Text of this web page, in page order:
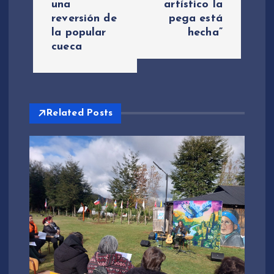
ó
n
d
e
e
una
reversión de
la popular
cueca
artístico la
pega está
hecha”
Related Posts